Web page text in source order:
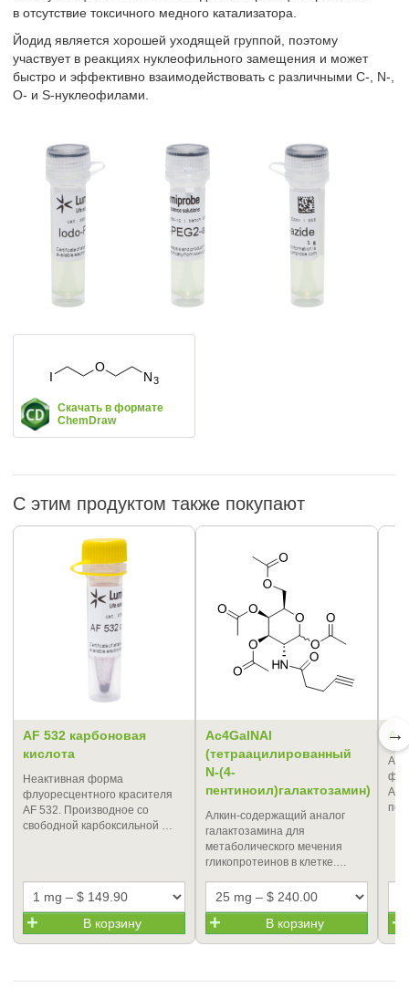
в отсутствие токсичного медного катализатора.
Йодид является хорошей уходящей группой, поэтому
участвует в реакциях нуклеофильного замещения и может
быстро и эффективно взаимодействовать с различными C-, N-,
O- и S-нуклеофилами.
Скачать в формате
ChemDraw
С этим продуктом также покупают
AF 532 карбоновая
кислота
Неактивная форма
флуоресцентного красителя
AF 532. Производное со
свободной карбоксильной …
В корзину
Ac4GalNAl
(тетраацилированный
N-(4-
пентиноил)галактозамин)
Алкин-содержащий аналог
галактозамина для
метаболического мечения
гликопротеинов в клетке.…
В корзину
AF
AF
→